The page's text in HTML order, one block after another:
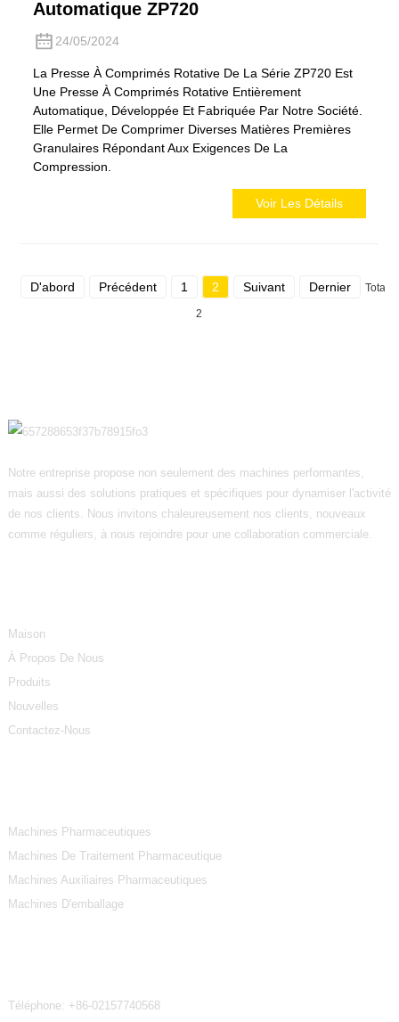
Automatique ZP720
24/05/2024
La Presse À Comprimés Rotative De La Série ZP720 Est
Une Presse À Comprimés Rotative Entièrement
Automatique, Développée Et Fabriquée Par Notre Société.
Elle Permet De Comprimer Diverses Matières Premières
Granulaires Répondant Aux Exigences De La
Compression.
Voir Les Détails
D'abord Précédent 1 2 Suivant Dernier Total
2
Notre entreprise propose non seulement des machines performantes,
mais aussi des solutions pratiques et spécifiques pour dynamiser l'activité
de nos clients. Nous invitons chaleureusement nos clients, nouveaux
comme réguliers, à nous rejoindre pour une collaboration commerciale.
Maison
À Propos De Nous
Produits
Nouvelles
Contactez-Nous
Machines Pharmaceutiques
Machines De Traitement Pharmaceutique
Machines Auxiliaires Pharmaceutiques
Machines D'emballage
Téléphone: +86-02157740568